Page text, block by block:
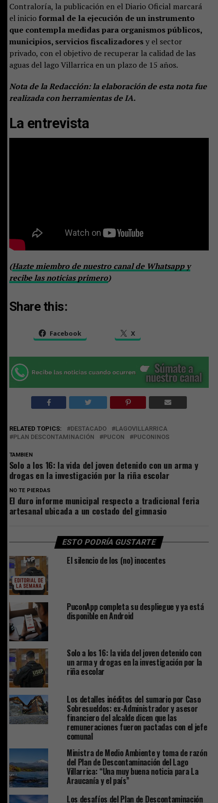
Contraloría, la publicación en el Diario Oficial marcará
el inicio formal de la ejecución de un instrumento
que contempla medidas para organismos públicos,
municipios, servicios fiscalizadoresy el sector
privado, con el objetivo de recuperar la calidad de las
aguas del lago Villarrica en un plazo de 15 años.
Nota de la Redacción: la elaboración de esta nota fue
realizada con herramientas de IA.
La entrevista
(Hazte miembro de nuestro canal de Whatsapp y
recibe las noticias primero)
Share this:
Facebook X
RELATED TOPICS: DESTACADO
LAGOVILLARRICA
PLAN DESCONTAMINACIÓN
PUCON PUCONINOS
TAMBIEN
Solo a los 16: la vida del joven detenido con un arma y
drogas en la investigación por la riña escolar
NO TE PIERDAS
El duro informe municipal respecto a tradicional feria
artesanal ubicada a un costado del gimnasio
ESTO PODRÍA GUSTARTE
El silencio de los (no) inocentes
PuconApp completa su despliegue y ya está
disponible en Android
Solo a los 16: la vida del joven detenido con
un arma y drogas en la investigación por la
riña escolar
Los detalles inéditos del sumario por Caso
Sobresueldos: ex-Administrador y asesor
financiero del alcalde dicen que las
remuneraciones fueron pactadas con el jefe
comunal
Ministra de Medio Ambiente y toma de razón
del Plan de Descontaminación del Lago
Villarrica: “Una muy buena noticia para La
Araucanía y el país”
Los desafíos del Plan de Descontaminación